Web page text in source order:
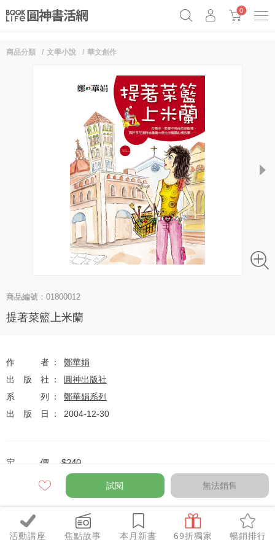
0
活動講座 焦點故事 本月新書 69折獨家 暢銷排行
商品分類 文學小說 華文創作
next
商品編號：01800012
提著菜籃上米蘭
作者
鄭華娟
出版社
圓神出版社
系列
鄭華娟系列
出版日
2004-12-30
定價 $240
優惠價 $190元
全網任10件75折（獨家及特惠品除外）
試閱 無法銷售